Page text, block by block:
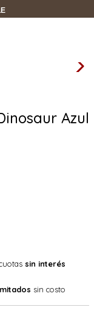
Azul
sin interés
sin costo